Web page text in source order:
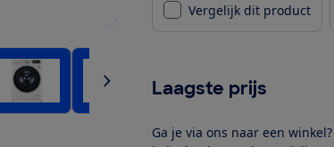
Vergelijk dit product
Laagste prijs
Ga je via ons naar een